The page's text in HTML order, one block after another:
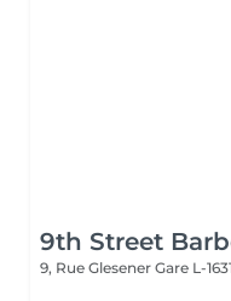
9th Street
9, Rue Glesener Gare L-